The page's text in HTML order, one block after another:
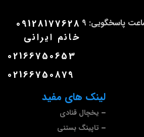
لینک های مفید
یخچال قنادی
تاپینگ بستنی
کارشناس فروش: ساعت پاسخگویی: 9 09128177628
خانم ایرانی
02166750653
02166750879